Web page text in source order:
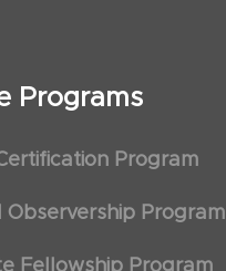
Programs
Program
Observership Program
Fellowship Program